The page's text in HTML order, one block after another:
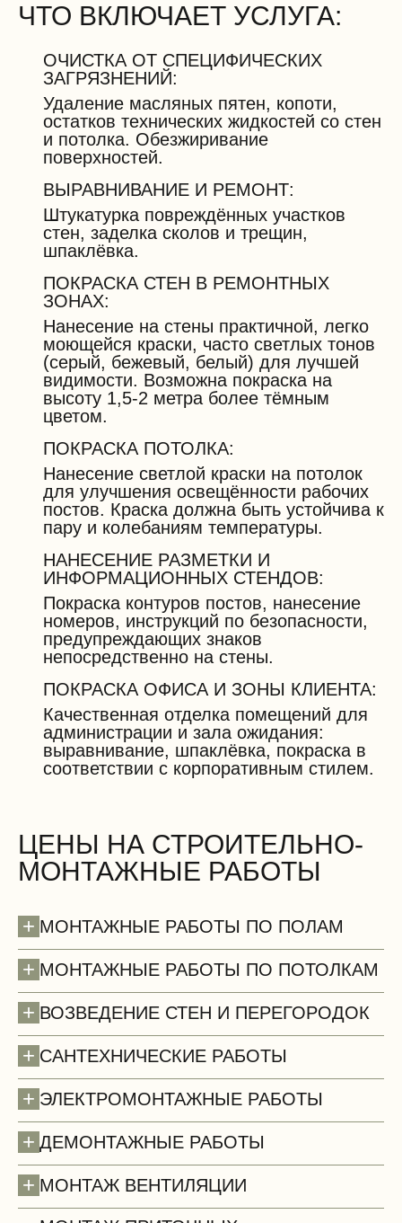
ЧТО ВКЛЮЧАЕТ УСЛУГА:
ОЧИСТКА ОТ СПЕЦИФИЧЕСКИХ
ЗАГРЯЗНЕНИЙ:
Удаление масляных пятен, копоти,
остатков технических жидкостей со стен
и потолка. Обезжиривание
поверхностей.
ВЫРАВНИВАНИЕ И РЕМОНТ:
Штукатурка повреждённых участков
стен, заделка сколов и трещин,
шпаклёвка.
ПОКРАСКА СТЕН В РЕМОНТНЫХ
ЗОНАХ:
Нанесение на стены практичной, легко
моющейся краски, часто светлых тонов
(серый, бежевый, белый) для лучшей
видимости. Возможна покраска на
высоту 1,5-2 метра более тёмным
цветом.
ПОКРАСКА ПОТОЛКА:
Нанесение светлой краски на потолок
для улучшения освещённости рабочих
постов. Краска должна быть устойчива к
пару и колебаниям температуры.
НАНЕСЕНИЕ РАЗМЕТКИ И
ИНФОРМАЦИОННЫХ СТЕНДОВ:
Покраска контуров постов, нанесение
номеров, инструкций по безопасности,
предупреждающих знаков
непосредственно на стены.
ПОКРАСКА ОФИСА И ЗОНЫ КЛИЕНТА:
Качественная отделка помещений для
администрации и зала ожидания:
выравнивание, шпаклёвка, покраска в
соответствии с корпоративным стилем.
ЦЕНЫ НА СТРОИТЕЛЬНО-
МОНТАЖНЫЕ РАБОТЫ
+ МОНТАЖНЫЕ РАБОТЫ ПО ПОЛАМ
+ МОНТАЖНЫЕ РАБОТЫ ПО ПОТОЛКАМ
+ ВОЗВЕДЕНИЕ СТЕН И ПЕРЕГОРОДОК
+ САНТЕХНИЧЕСКИЕ РАБОТЫ
+ ЭЛЕКТРОМОНТАЖНЫЕ РАБОТЫ
+ ДЕМОНТАЖНЫЕ РАБОТЫ
Полы (демонтаж)
+ МОНТАЖ ВЕНТИЛЯЦИИ